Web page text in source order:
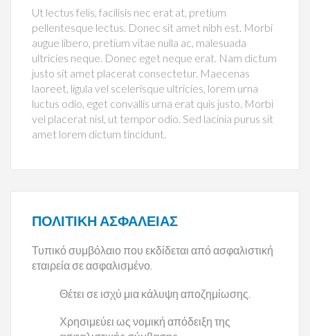
Ut lectus felis, facilisis nec erat at, pretium
pellentesque lectus. Donec sit amet nibh est. Morbi
augue libero, pretium vitae nulla ac, malesuada
ultricies neque. Donec eget neque erat. Nam dictum
justo sit amet placerat consectetur. Maecenas
laoreet, ligula vel scelerisque ultricies, lorem urna
luctus odio, eget convallis urna erat quis justo. Morbi
vel placerat nisl, ut tempor odio. Sed lacinia purus sit
amet lorem dictum tincidunt.
ΠΟΛΙΤΙΚΉ ΑΣΦΑΛΕΊΑΣ
Τυπικό συμβόλαιο που εκδίδεται από ασφαλιστική
εταιρεία σε ασφαλισμένο.
Θέτει σε ισχύ μια κάλυψη αποζημίωσης.
Χρησιμεύει ως νομική απόδειξη της